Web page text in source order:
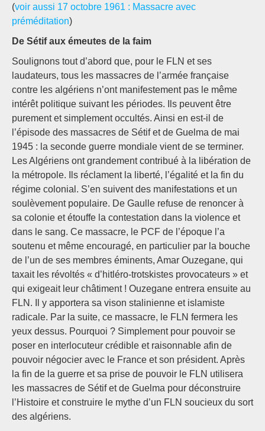
(voir aussi 17 octobre 1961 : Massacre avec
préméditation)
De Sétif aux émeutes de la faim
Soulignons tout d’abord que, pour le FLN et ses
laudateurs, tous les massacres de l’armée française
contre les algériens n’ont manifestement pas le même
intérêt politique suivant les périodes. Ils peuvent être
purement et simplement occultés. Ainsi en est-il de
l’épisode des massacres de Sétif et de Guelma de mai
1945 : la seconde guerre mondiale vient de se terminer.
Les Algériens ont grandement contribué à la libération de
la métropole. Ils réclament la liberté, l’égalité et la fin du
régime colonial. S’en suivent des manifestations et un
soulèvement populaire. De Gaulle refuse de renoncer à
sa colonie et étouffe la contestation dans la violence et
dans le sang. Ce massacre, le PCF de l’époque l’a
soutenu et même encouragé, en particulier par la bouche
de l’un de ses membres éminents, Amar Ouzegane, qui
taxait les révoltés « d’hitléro-trotskistes provocateurs » et
qui exigeait leur châtiment ! Ouzegane entrera ensuite au
FLN. Il y apportera sa vison stalinienne et islamiste
radicale. Par la suite, ce massacre, le FLN fermera les
yeux dessus. Pourquoi ? Simplement pour pouvoir se
poser en interlocuteur crédible et raisonnable afin de
pouvoir négocier avec le France et son président. Après
la fin de la guerre et sa prise de pouvoir le FLN utilisera
les massacres de Sétif et de Guelma pour déconstruire
l’Histoire et construire le mythe d’un FLN soucieux du sort
des algériens.